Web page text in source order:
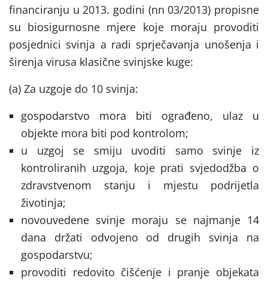
financiranju u 2013. godini (nn 03/2013) propisne
su biosigurnosne mjere koje moraju provoditi
posjednici svinja a radi sprječavanja unošenja i
širenja virusa klasične svinjske kuge:
(a) Za uzgoje do 10 svinja:
gospodarstvo mora biti ograđeno, ulaz u
objekte mora biti pod kontrolom;
u uzgoj se smiju uvoditi samo svinje iz
kontroliranih uzgoja, koje prati svjedodžba o
zdravstvenom stanju i mjestu podrijetla
životinja;
novouvedene svinje moraju se najmanje 14
dana držati odvojeno od drugih svinja na
gospodarstvu;
provoditi redovito čišćenje i pranje objekata